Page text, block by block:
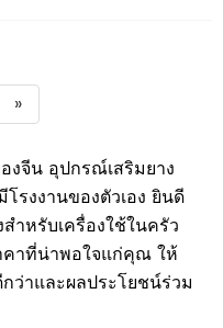
»
งจีน อุปกรณ์เสริมยาง
โรงงานของตัวเอง ยินดี
ำหรับเครื่องใช้ในครัว
าคาที่น่าพอใจแก่คุณ ให้
ว่าและผลประโยชน์ร่วม